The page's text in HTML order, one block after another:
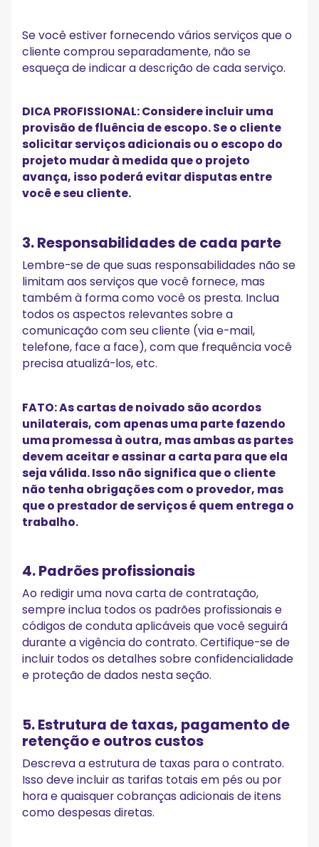
Se você estiver fornecendo vários serviços que o
cliente comprou separadamente, não se
esqueça de indicar a descrição de cada serviço.
DICA PROFISSIONAL: Considere incluir uma
provisão de fluência de escopo. Se o cliente
solicitar serviços adicionais ou o escopo do
projeto mudar à medida que o projeto
avança, isso poderá evitar disputas entre
você e seu cliente.
3. Responsabilidades de cada parte
Lembre-se de que suas responsabilidades não se
limitam aos serviços que você fornece, mas
também à forma como você os presta. Inclua
todos os aspectos relevantes sobre a
comunicação com seu cliente (via e-mail,
telefone, face a face), com que frequência você
precisa atualizá-los, etc.
FATO: As cartas de noivado são acordos
unilaterais, com apenas uma parte fazendo
uma promessa à outra, mas ambas as partes
devem aceitar e assinar a carta para que ela
seja válida. Isso não significa que o cliente
não tenha obrigações com o provedor, mas
que o prestador de serviços é quem entrega o
trabalho.
4. Padrões profissionais
Ao redigir uma nova carta de contratação,
sempre inclua todos os padrões profissionais e
códigos de conduta aplicáveis que você seguirá
durante a vigência do contrato. Certifique-se de
incluir todos os detalhes sobre confidencialidade
e proteção de dados nesta seção.
5. Estrutura de taxas, pagamento de
retenção e outros custos
Descreva a estrutura de taxas para o contrato.
Isso deve incluir as tarifas totais em pés ou por
hora e quaisquer cobranças adicionais de itens
como despesas diretas.